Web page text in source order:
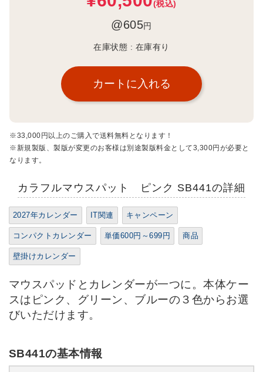
(税込)
@605円
在庫状態 : 在庫有り
※33,000円以上のご購入で送料無料となります！
※新規製版、製版が変更のお客様は別途製版料金として3,300円が必要と
なります。
カラフルマウスパット ピンク SB441の詳細
2027年カレンダー IT関連 キャンペーン
コンパクトカレンダー 単価600円～699円 商品
壁掛けカレンダー
マウスパッドとカレンダーが一つに。本体ケー
スはピンク、グリーン、ブルーの３色からお選
びいただけます。
SB441の基本情報